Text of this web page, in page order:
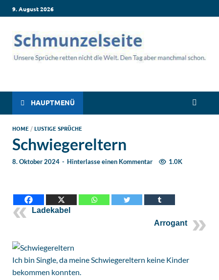
9. August 2026
Schmunzelseite –
Coole lustige Sprüche
für intensives
Schmunzeln
für jede Situation: Leben, Job, Liebe, Geburtstag & mehr. Lachen
ist hier garantiert!
HAUPTMENÜ
HOME /LUSTIGE SPRÜCHE
Schwiegereltern
8. Oktober 2024 - Hinterlasse einen Kommentar 1.0K
Ladekabel
Arrogant
Ich bin Single, da meine Schwiegereltern keine Kinder
bekommen konnten.